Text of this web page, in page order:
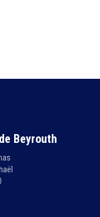
Beyrouth